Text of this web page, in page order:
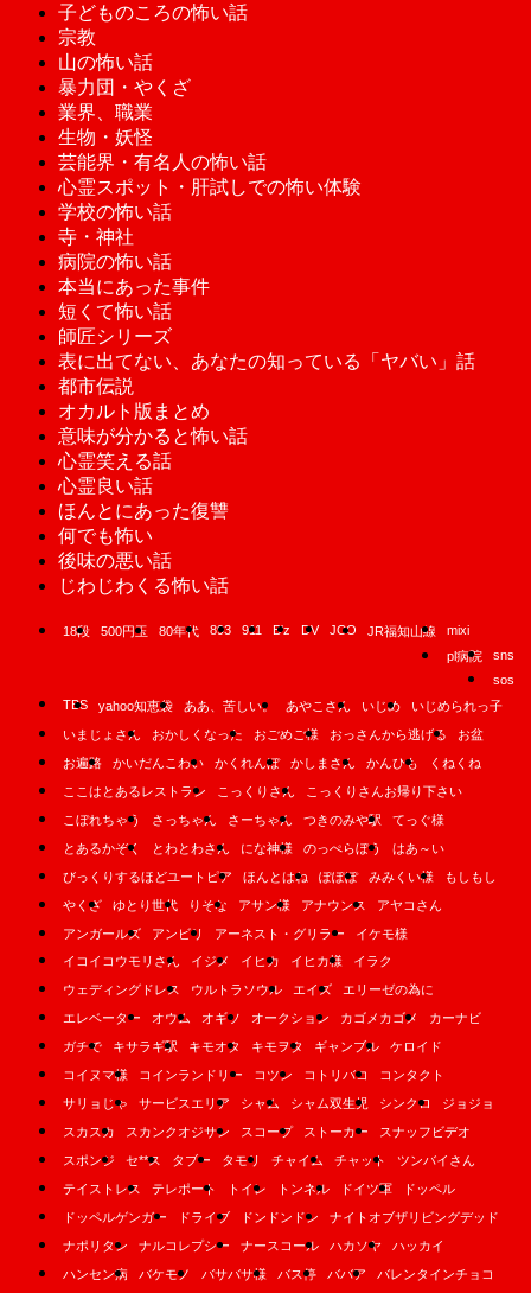
子どものころの怖い話
宗教
山の怖い話
暴力団・やくざ
業界、職業
生物・妖怪
芸能界・有名人の怖い話
心霊スポット・肝試しでの怖い体験
学校の怖い話
寺・神社
病院の怖い話
本当にあった事件
短くて怖い話
師匠シリーズ
表に出てない、あなたの知っている「ヤバい」話
都市伝説
オカルト版まとめ
意味が分かると怖い話
心霊笑える話
心霊良い話
ほんとにあった復讐
何でも怖い
後味の悪い話
じわじわくる怖い話
18段 500円玉 80年代 893 911 B'z DV JCO JR福知山線
mixi
pl病院
sns
sos
TBS
yahoo知恵袋 ああ、苦しい。 あやこさん いじめ
いじめられっ子
いまじょさん
おかしくなった おごめご様 おっさんから逃げる
お盆
お遍路
かいだんこわい かくれんぼ かしまさん かんひも
くねくね
ここはとあるレストラン
こっくりさん
こっくりさんお帰り下さい
こぼれちゃう
さっちゃん さーちゃん つきのみや駅
てっぐ様
とあるかぞく
とわとわさん にな神様 のっぺらぼう
はあ～い
びっくりするほどユートピア
ほんとはね ぽぽぽ みみくい様
もしもし
やくざ
ゆとり世代 りそな アサン様 アナウンス
アヤコさん
アンガールズ
アンビリ アーネスト・グリラー
イケモ様
イコイコウモリさん
イジメ イヒカ イヒカ様
イラク
ウェディングドレス
ウルトラソウル エイズ
エリーゼの為に
エレベーター
オウム オギソ オークション カゴメカゴメ
カーナビ
ガチで
キサラギ駅 キモオタ キモヲタ ギャンブル
ケロイド
コイヌマ様
コインランドリー コツン コトリバコ
コンタクト
サリョじゃ
サービスエリア シャム シャム双生児 シンクロ
ジョジョ
スカスカ
スカンクオジサン スコープ ストーカー
スナッフビデオ
スポンジ
セ**ス タブー タモリ チャイム チャット
ツンバイさん
テイストレス
テレポート トイレ トンネル ドイツ軍
ドッペル
ドッペルゲンガー
ドライブ ドンドンドン
ナイトオブザリビングデッド
ナポリタン
ナルコレプシー ナースコール ハカソヤ
ハッカイ
ハンセン病
バケモノ バサバサ様 バス停 ババア
バレンタインチョコ